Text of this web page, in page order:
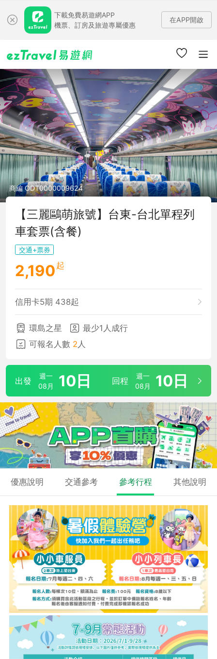
下載免費易遊網APP
機票、訂房及旅遊專屬優惠
在APP開啟
商編 ODT0000009624
【三麗鷗萌旅號】台東-台北單程列
車套票(含餐)
交通+票券
2,190 起
信用卡5期 438起
環島之星
最少1人成行
可報名人數 2 人
出發
週一
08月
10日 回程
週一
08月
10日
優惠說明 交通參考 參考行程 其他說明